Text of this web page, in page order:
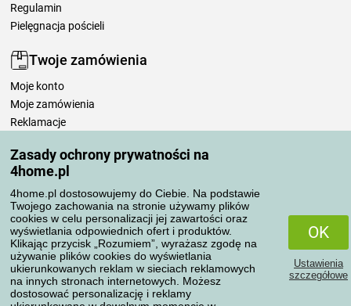
Zasady ochrony prywatności na
4home.pl
4home.pl dostosowujemy do Ciebie. Na podstawie
Twojego zachowania na stronie używamy plików
cookies w celu personalizacji jej zawartości oraz
wyświetlania odpowiednich ofert i produktów.
Klikając przycisk „Rozumiem”, wyrażasz zgodę na
używanie plików cookies do wyświetlania
ukierunkowanych reklam w sieciach reklamowych
na innych stronach internetowych. Możesz
dostosować personalizację i reklamy
OK
Ustawienia
szczegółowe
Regulamin
Pielęgnacja pościeli
Twoje zamówienia
Moje konto
Moje zamówienia
Reklamacje
Zasady przetwarzania recenzji
Sposoby transportu
Metody płatności